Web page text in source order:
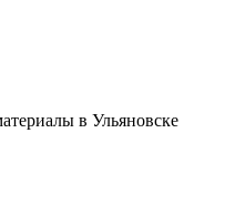
в Ульяновске